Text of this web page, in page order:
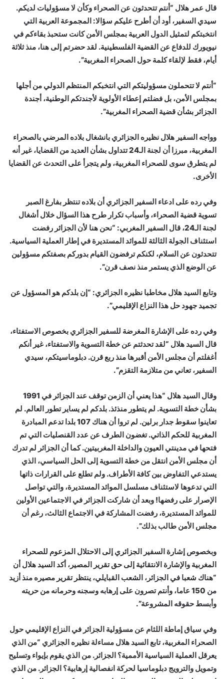
قال عمر هلال “أنتم تتحدثون عن الصحراء وكأن لا مسؤوليات لديكم.
سيدي السفير، أود أن أطرح عليكم سؤالا: المجموعة العربية التي
انتخبتكم لتمثيل الدول العربية بمجلس الأمن كانت ستحبذ بقاءكم في
نيويورك للدفاع عن القضية الفلسطينية. لقد حضرتم إلى هنا، منذ ثلاثة
أيام، فقط لإلقاء كلمة حول الصحراء المغربية”.
“أنتم لا تتحملون مسؤوليتكم التي انتخبكم المنتظم الدولي من أجلها
بمجلس الأمن، بل فضلتم إعطاء الأولوية لأجندتكم الوطنية، أجندة
الجزائر بشأن قضية الصحراء المغربية”.
وواجه السفير هلال نظيره الجزائري بانشغال بلاده المرضي بالصحراء
المغربية، مبرزا أن لجنة الـ24 تتداول بشأن العديد من القضايا، غير أنه
لم يتطرق سوى للصحراء المغربية، ولم يتجرأ على التحدث عن القضايا
الأخرى.
وفي رده على ادعاء السفير الجزائري أن بلاده تنتظر بفارغ الصبر
تسوية قضية الصحراء، وأسباب تكرار طرح هذا السؤال خلال أشغال
لجنة الـ24، قال السفير المغربي: “نحن هنا لأن الجزائر رفضت
استئناف الجولة الثالثة للموائد المستديرة في إطار العملية السياسية.
تتحدثون عن السلام، لكنكم ترفضون القيام بدوركم بصفتكم مسؤولين
عن الوضع الذي يستمر منذ نصف قرن”.
وتابع السيد هلال مخاطبا نظيره الجزائري: “إن بلدكم هو المسؤول عن
تجميد جهود حل هذا النزاع الإقليمي”.
وفي رده على الإشارة المغرضة للسفير الجزائري بخصوص الاستفتاء،
قال السيد هلال “لقد تحدثتم عن خطة التسوية والاستفتاء، غير أنكم
أغفلتم أن مجلس الأمن أقبرها منذ ربع قرن. دبلوماسيتكم، سيدي
السفير، تعاني من متلازمة التقزم”.
وقال السيد هلال “هذا يعني أن الزمن توقف عند الجزائر في 1991
بشأن خطة التسوية. لم يتطور منذئذ. بلدكم لم يساير تطور العالم. لم
تعاينوا سقوط جدار برلين. لم تروا أن هناك 107 بلدا تدعم المبادرة
المغربية للحكم الذاتي. تغضون الطرف عن عدد القنصليات التي تم
فتحها في مدينتي العيون والداخلة المغربيتين. كما أن الجزائر لم تدرك
أن مجلس الأمن انتقل من خطة التسوية إلى الحل السياسي، الذي
يستدعي التفاوض بين كافة الأطراف. ولم تطلع على القرارات ذاتها
التي تدعوها لاستئناف مسلسل الموائد المستديرة، والتي تواصل
الإصرار على رفضها! وبعد أن شاركت الجزائر في الاجتماعين الأولين
للموائد المستديرة، رفضت المشاركة في الاجتماع الثالث، رغم أن
مجلس الأمن طالب بذلك”.
وبخصوص إشارة السفير الجزائري إلى الاحتلال المزعوم للصحراء
المغربية والإشارة الانتقائية إلى حق تقرير المصير، أكد السيد هلال أن
“هناك شعبا في الجزائر، الشعب القبايلي، ينتظر تقرير مصيره منذ أزيد
من 150 عاما، وأنتم تصرون على إرهابه وسجنه وحرمانه من حريته
وأبسط حقوقه المشروعة”.
وفي سياق إماطة اللثام عن مسؤولية الجزائر في النزاع الإقليمي حول
الصحراء المغربية، تابع السيد هلال مساءلة نظيره الجزائري “من الذي
يعرقل العملية السياسية الأممية؟ الجزائر. من الذي يقوم بإيواء وتسليح
وتمويل والترويج دبلوماسيا لحركة انفصالية إرهابية؟ الجزائر. من الذي